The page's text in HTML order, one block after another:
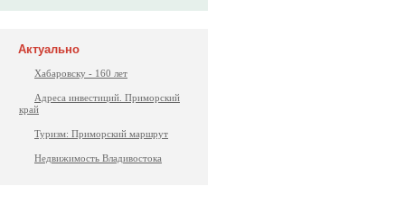
Актуально
Хабаровску - 160 лет
Адреса инвестиций. Приморский
край
Туризм: Приморский маршрут
Недвижимость Владивостока